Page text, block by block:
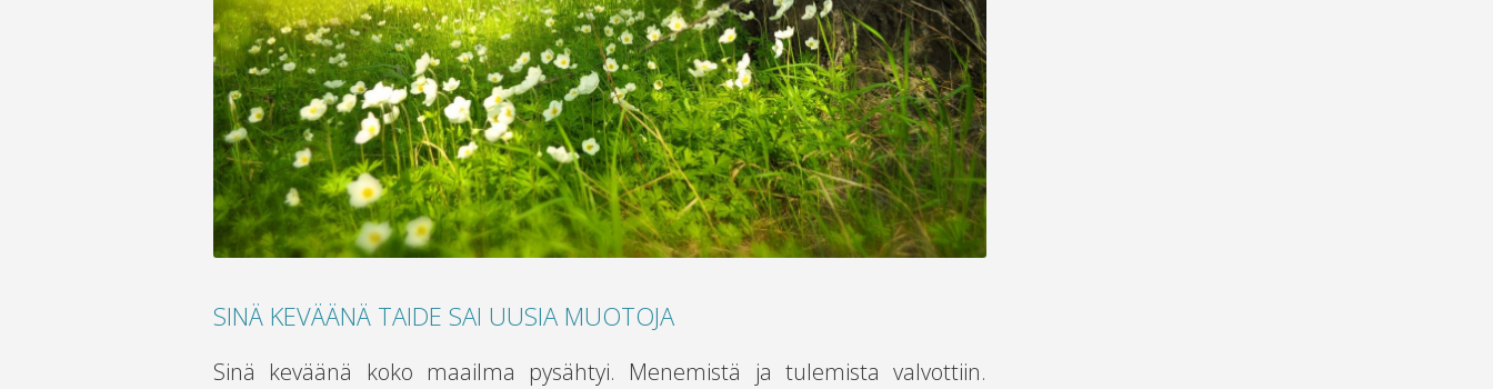
SINÄ KEVÄÄNÄ TAIDE SAI UUSIA MUOTOJA
Sinä keväänä koko maailma pysähtyi. Menemistä ja tulemista valvottiin.